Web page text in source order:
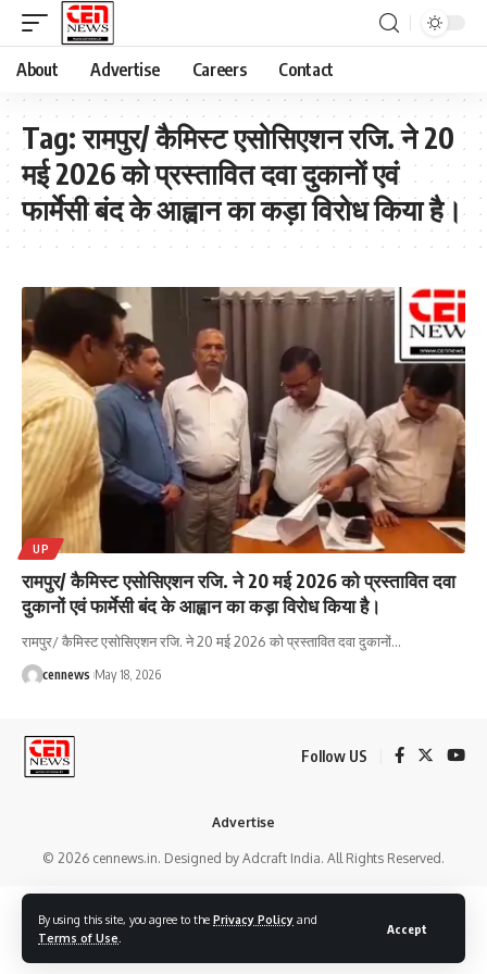
By using this site, you agree to the Privacy Policy and
Terms of Use
Accept
About Advertise Careers Contact
Tag:रामपुर/ कैमिस्ट एसोसिएशन रजि. ने 20
मई 2026 को प्रस्तावित दवा दुकानों एवं
फार्मेसी बंद के आह्वान का कड़ा विरोध किया है।
UP
रामपुर/ कैमिस्ट एसोसिएशन रजि. ने 20 मई 2026 को प्रस्तावित दवा
दुकानों एवं फार्मेसी बंद के आह्वान का कड़ा विरोध किया है।
रामपुर/ कैमिस्ट एसोसिएशन रजि. ने 20 मई 2026 को प्रस्तावित दवा दुकानों…
cennews May 18, 2026
Follow US
© 2026 cennews.in. Designed by Adcraft India. All Rights Reserved.
Advertise